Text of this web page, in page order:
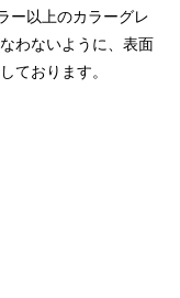
ー以上のカラーグレ
わないように、表面
ております。